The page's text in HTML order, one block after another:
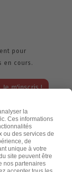
pour
en cours.
de confidentialité,